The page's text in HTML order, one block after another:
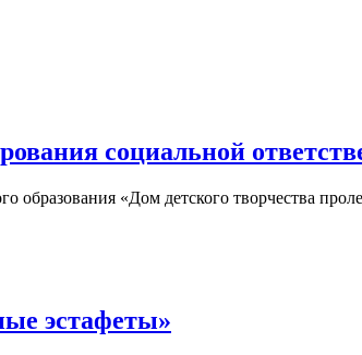
социальной
образования «Дом детского творчества
эстафеты»